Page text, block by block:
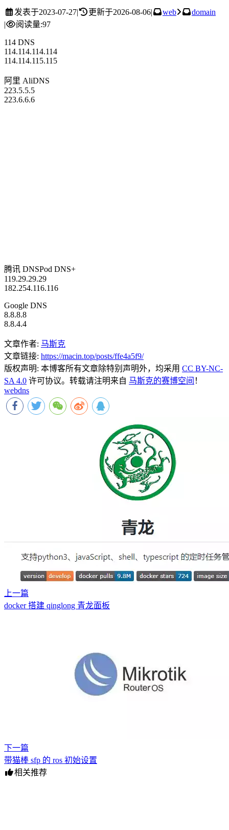
发表于2023-07-27| 更新于2026-08-06| web
domain
|
阅读量:97
114 DNS
114.114.114.114
114.114.115.115
阿里 AliDNS
223.5.5.5
223.6.6.6
腾讯 DNSPod DNS+
119.29.29.29
182.254.116.116
Google DNS
8.8.8.8
8.8.4.4
文章作者: 马斯克
文章链接: https://macin.top/posts/ffe4a5f9/
版权声明: 本博客所有文章除特别声明外，均采用 CC BY-NC-
SA 4.0 许可协议。转载请注明来自 马斯克的赛博空间 ！
webdns
上一篇
docker 搭建 qinglong 青龙面板
下一篇
带猫棒 sfp 的 ros 初始设置
相关推荐